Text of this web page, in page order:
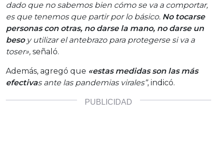
dado que no sabemos bien cómo se va a comportar,
es que tenemos que partir por lo básico. No tocarse
personas con otras, no darse la mano, no darse un
besoy utilizar el antebrazo para protegerse si va a
toser», señaló.
Además, agregó que «estas medidas son las más
efectivas ante las pandemias virales”, indicó.